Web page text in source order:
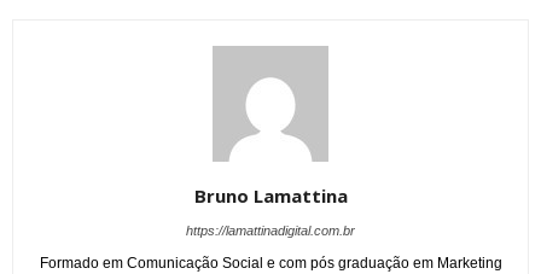
Bruno Lamattina
https://lamattinadigital.com.br
Formado em Comunicação Social e com pós graduação em Marketing